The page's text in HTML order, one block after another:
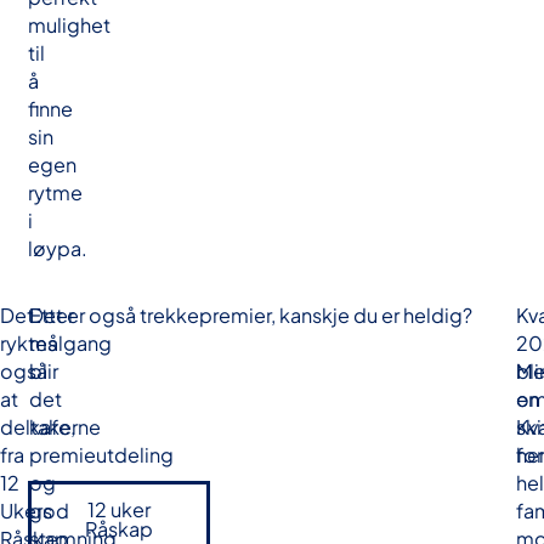
mulighet
til
å
finne
sin
egen
rytme
i
løypa.
Det
ryktes
også
at
deltakerne
fra
12
Ukers
Råskap
12 uker
Råskap
Etter
målgang
blir
det
kafe,
premieutdeling
og
god
stemning
Det er også trekkepremier, kanskje du er heldig?
blir
en
for